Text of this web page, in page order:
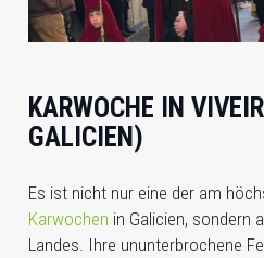
KARWOCHE IN
GALICIEN)
Es ist nicht nur eine der am
Karwochen in Galicien, sondern
Landes. Ihre ununterbrochene